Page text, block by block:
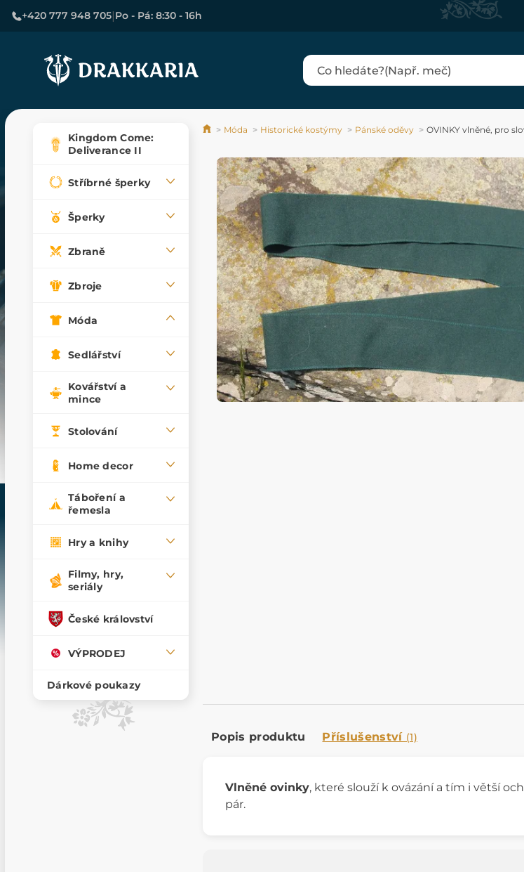
+420 777 948 705|Po - Pá: 8:30 - 16h
Kingdom Come:
Deliverance II
Stříbrné šperky
Šperky
Zbraně
Zbroje
Móda
Sedlářství
Kovářství a
mince
Stolování
Home decor
Táboření a
řemesla
Hry a knihy
Filmy, hry,
seriály
České království
VÝPRODEJ
Dárkové poukazy
Móda Historické kostýmy Pánské oděvy OVINKY vlněné, pro
Popis produktu Příslušenství (1)
Vlněné ovinky, které slouží k ovázání a tím i větší
pár.